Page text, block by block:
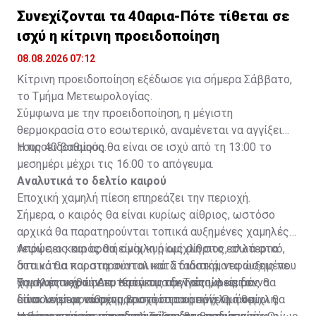
Συνεχίζονται τα 40αρια-Πότε τίθεται σε
ισχύ η κίτρινη προειδοποίηση
08.08.2026 07:12
Κίτρινη προειδοποίηση εξέδωσε για σήμερα Σάββατο,
το Τμήμα Μετεωρολογίας.
Σύμφωνα με την προειδοποίηση, η μέγιστη
θερμοκρασία στο εσωτερικό, αναμένεται να αγγίξει
τους 40 βαθμούς.
Η προειδοποίηση θα είναι σε ισχύ από τη 13:00 το
μεσημέρι μέχρι τις 16:00 το απόγευμα.
Αναλυτικά το δελτίο καιρού
Εποχική χαμηλή πίεση επηρεάζει την περιοχή.
Σήμερα, ο καιρός θα είναι κυρίως αίθριος, ωστόσο
αρχικά θα παρατηρούνται τοπικά αυξημένες χαμηλές
νεφώσεις και αραιή ομίχλη ή ομίχλη στο εσωτερικό,
στα νότια και στα ανατολικά. Σταδιακά, νεφώσεις που
θα αναπτυχθούν το απόγευμα δεν αποκλείεται να
δώσουν μεμονωμένη βροχή στα ορεινά. Οι άνεμοι θα
Απόψε, ο καιρός θα είναι κυρίως αίθριος, αλλά στα
δυτικά θα παρατηρούνται κατά διαστήματα αυξημένες
χαμηλές νεφώσεις. Κατά τις αυγινές ώρες, δεν
αποκλείεται να σχηματιστεί αραιή ομίχλη ή ομίχλη,
Την Κυριακή, τη Δευτέρα και την Τρίτη, ο καιρός θα
είναι κυρίως αίθριος, ωστόσο το απόγευμα θα